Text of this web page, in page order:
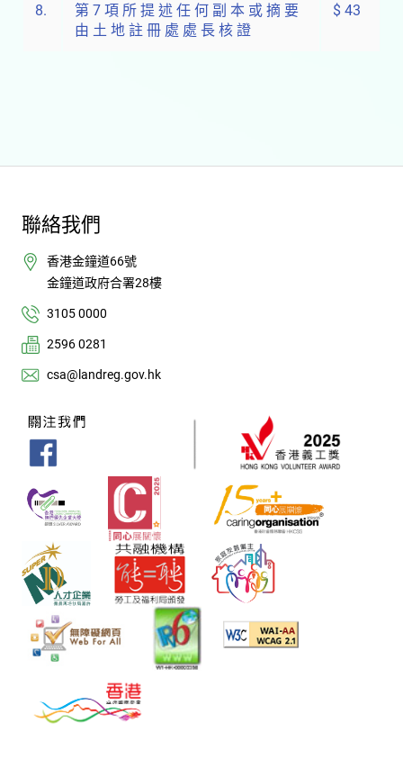
8.
第 7 項 所 提 述 任 何 副 本 或 摘 要
由 土 地 註 冊 處 處 長 核 證
$ 43
聯絡我們
香港金鐘道66號
金鐘道政府合署28樓
3105 0000
2596 0281
csa@landreg.gov.hk